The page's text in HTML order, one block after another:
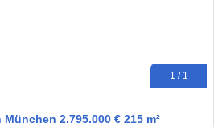
1 / 1
2.795.000 € 215 m²